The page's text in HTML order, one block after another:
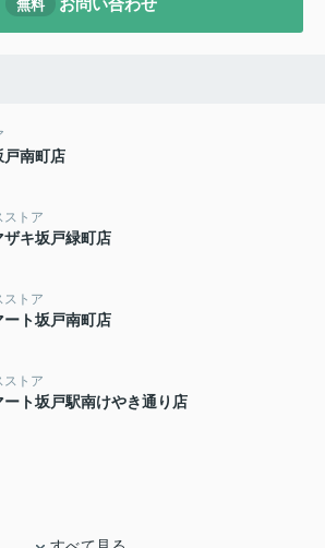
無料
戸南町店
ストア
キ坂戸緑町店
ストア
ート坂戸南町店
ストア
ート坂戸駅南けやき通り店